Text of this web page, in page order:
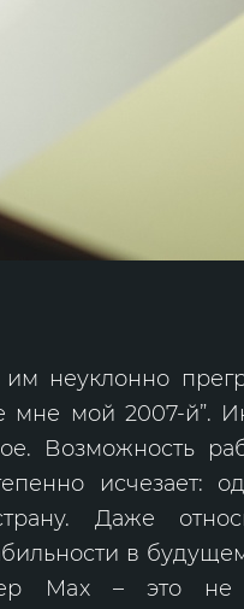
неуклонно
мне мой 2007-й”.
Возможность
исчезает:
Даже
в
Max – это не